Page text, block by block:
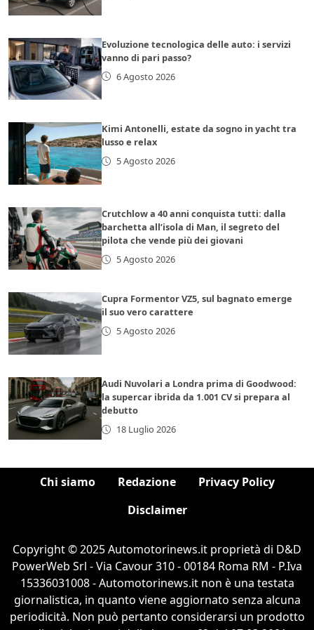
Evoluzione tecnologica delle auto: i servizi
vanno di pari passo?
6 Agosto 2026
Kimi Antonelli, estate da sogno in yacht tra
lusso e relax
5 Agosto 2026
Crutchlow a 40 anni conquista tutti: dalla
barchetta all’isola di Man, il segreto del
pilota che vende più dei giovani
5 Agosto 2026
Cupra Formentor VZ5, sul bagnato emerge
il suo vero carattere
5 Agosto 2026
Audi Nuvolari a Londra prima di Goodwood:
la supercar ibrida da 1.001 CV si prepara al
debutto
18 Luglio 2026
Chi siamo Redazione
Privacy Policy
Disclaimer
Copyright © 2025 Automotorinews.it proprietà di D&D
PowerWeb Srl - Via Cavour 310 - 00184 Roma RM - P.Iva
15336031008 - Automotorinews.it non è una testata
giornalistica, in quanto viene aggiornato senza alcuna
periodicità. Non può pertanto considerarsi un prodotto